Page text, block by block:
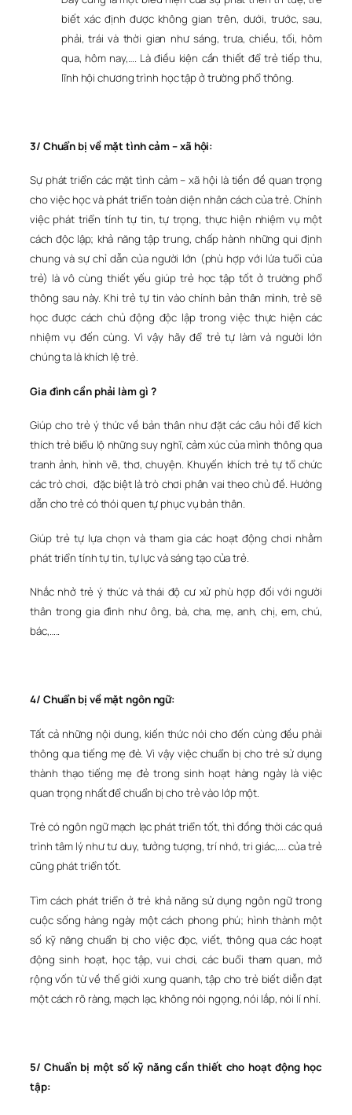
biết xác định được không gian trên, dưới, trước, sau,
phải, trái và thời gian như sáng, trưa, chiều, tối, hôm
qua, hôm nay,…. Là điều kiện cần thiết để trẻ tiếp thu,
lĩnh hội chương trình học tập ở trường phổ thông.
3/ Chuẩn bị về mặt tình cảm – xã hội:
Sự phát triển các mặt tình cảm – xã hội là tiền đề quan trọng
cho việc học và phát triển toàn diện nhân cách của trẻ. Chính
việc phát triển tính tự tin, tự trọng, thực hiện nhiệm vụ một
cách độc lập; khả năng tập trung, chấp hành những qui định
chung và sự chỉ dẫn của người lớn (phù hợp với lứa tuổi của
trẻ) là vô cùng thiết yếu giúp trẻ học tập tốt ở trường phổ
thông sau này. Khi trẻ tự tin vào chính bản thân mình, trẻ sẽ
học được cách chủ động độc lập trong việc thực hiện các
nhiệm vụ đến cùng. Vì vậy hãy để trẻ tự làm và người lớn
chúng ta là khích lệ trẻ.
Gia đình cần phải làm gì ?
Giúp cho trẻ ý thức về bản thân như đặt các câu hỏi để kích
thích trẻ biểu lộ những suy nghĩ, cảm xúc của mình thông qua
tranh ảnh, hình vẽ, thơ, chuyện. Khuyến khích trẻ tự tổ chức
các trò chơi, đặc biệt là trò chơi phân vai theo chủ đề. Hướng
dẫn cho trẻ có thói quen tự phục vụ bản thân.
Giúp trẻ tự lựa chọn và tham gia các hoạt động chơi nhằm
phát triển tính tự tin, tự lực và sáng tạo của trẻ.
Nhắc nhở trẻ ý thức và thái độ cư xử phù hợp đối với người
thân trong gia đình như ông, bà, cha, mẹ, anh, chị, em, chú,
bác,…..
4/ Chuẩn bị về mặt ngôn ngữ:
Tất cả những nội dung, kiến thức nói cho đến cùng đều phải
thông qua tiếng mẹ đẻ. Vì vậy việc chuẩn bị cho trẻ sử dụng
thành thạo tiếng mẹ đẻ trong sinh hoạt hàng ngày là việc
quan trọng nhất để chuẩn bị cho trẻ vào lớp một.
Trẻ có ngôn ngữ mạch lạc phát triển tốt, thì đồng thời các quá
trình tâm lý như tư duy, tưởng tượng, trí nhớ, tri giác,…. của trẻ
cũng phát triển tốt.
Tìm cách phát triển ở trẻ khả năng sử dụng ngôn ngữ trong
cuộc sống hàng ngày một cách phong phú; hình thành một
số kỹ năng chuẩn bị cho việc đọc, viết, thông qua các hoạt
động sinh hoạt, học tập, vui chơi, các buổi tham quan, mở
rộng vốn từ về thế giới xung quanh, tập cho trẻ biết diễn đạt
một cách rõ ràng, mạch lạc, không nói ngọng, nói lắp, nói lí nhí.
5/ Chuẩn bị một số kỹ năng cần thiết cho hoạt động học
tập: